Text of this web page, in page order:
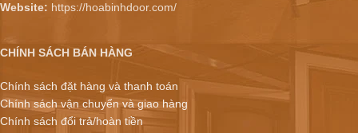
Website: https://hoabinhdoor.com/
CHÍNH SÁCH BÁN HÀNG
Chính sách đặt hàng và thanh toán
Chính sách vận chuyển và giao hàng
Chính sách đổi trả/hoàn tiền